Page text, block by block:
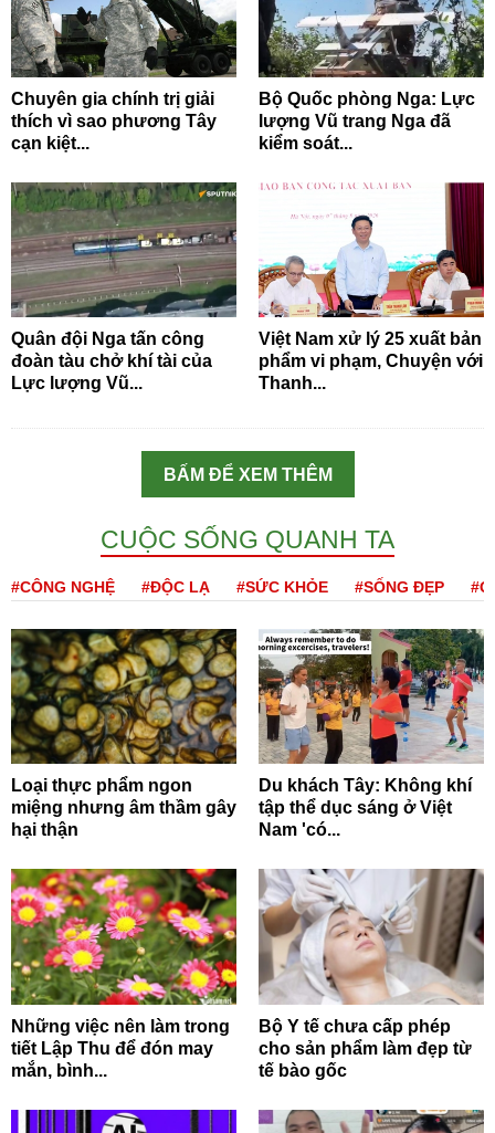
Chuyên gia chính trị giải
thích vì sao phương Tây
cạn kiệt...
Bộ Quốc phòng Nga: Lực
lượng Vũ trang Nga đã
kiểm soát...
Quân đội Nga tấn công
đoàn tàu chở khí tài của
Lực lượng Vũ...
Việt Nam xử lý 25 xuất bản
phẩm vi phạm, Chuyện với
Thanh...
BẤM ĐỂ XEM THÊM
CUỘC SỐNG QUANH TA
#CÔNG NGHỆ #ĐỘC LẠ #SỨC KHỎE #SỐNG ĐẸP
Loại thực phẩm ngon
miệng nhưng âm thầm gây
hại thận
Du khách Tây: Không khí
tập thể dục sáng ở Việt
Nam 'có...
Những việc nên làm trong
tiết Lập Thu để đón may
mắn, bình...
Bộ Y tế chưa cấp phép
cho sản phẩm làm đẹp từ
tế bào gốc